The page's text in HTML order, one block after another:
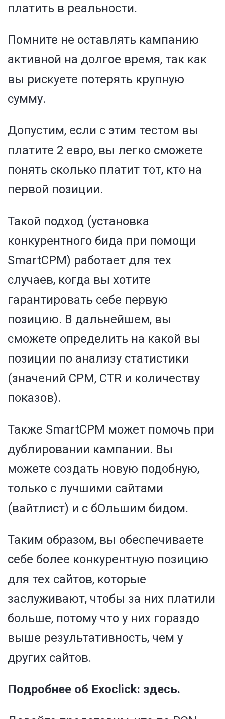
платить в реальности.
Помните не оставлять кампанию
активной на долгое время, так как
вы рискуете потерять крупную
сумму.
Допустим, если с этим тестом вы
платите 2 евро, вы легко сможете
понять сколько платит тот, кто на
первой позиции.
Такой подход (установка
конкурентного бида при помощи
SmartCPM) работает для тех
случаев, когда вы хотите
гарантировать себе первую
позицию. В дальнейшем, вы
сможете определить на какой вы
позиции по анализу статистики
(значений CPM, CTR и количеству
показов).
Также SmartCPM может помочь при
дублировании кампании. Вы
можете создать новую подобную,
только с лучшими сайтами
(вайтлист) и с бОльшим бидом.
Таким образом, вы обеспечиваете
себе более конкурентную позицию
для тех сайтов, которые
заслуживают, чтобы за них платили
больше, потому что у них гораздо
выше результативность, чем у
других сайтов.
Подробнее об Exoclick: здесь.